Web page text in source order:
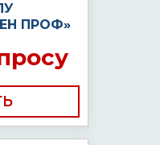
ПРОФ»